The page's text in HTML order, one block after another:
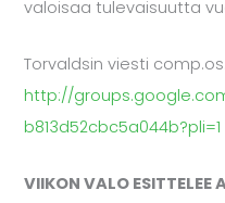
valoisaa tulevaisuutta
Torvaldsin viesti
http://
b813d52cbc5a044b?pli=1
VIIKON VALO ESITTELEE